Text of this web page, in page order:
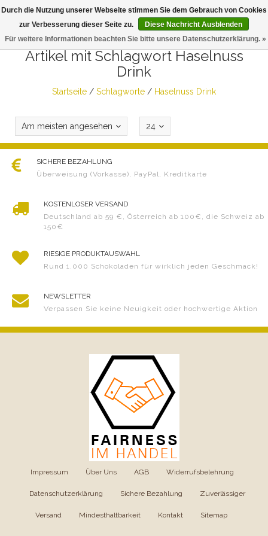
Artikel mit Schlagwort Haselnuss
Drink
Startseite / Schlagworte / Haselnuss Drink
Am meisten angesehen 24
SICHERE BEZAHLUNG
Überweisung (Vorkasse), PayPal, Kreditkarte
KOSTENLOSER VERSAND
Deutschland ab 59 €, Österreich ab 100€, die Schweiz ab
150€
RIESIGE PRODUKTAUSWAHL
Rund 1.000 Schokoladen für wirklich jeden Geschmack!
NEWSLETTER
Verpassen Sie keine Neuigkeit oder hochwertige Aktion
Impressum Über Uns AGB Widerrufsbelehrung
Datenschutzerklärung Sichere Bezahlung Zuverlässiger
Versand Mindesthaltbarkeit Kontakt Sitemap
Durch die Nutzung unserer Webseite stimmen Sie dem Gebrauch von Cookies
zur Verbesserung dieser Seite zu.
Diese Nachricht Ausblenden
Für weitere Informationen beachten Sie bitte unsere Datenschutzerklärung. »